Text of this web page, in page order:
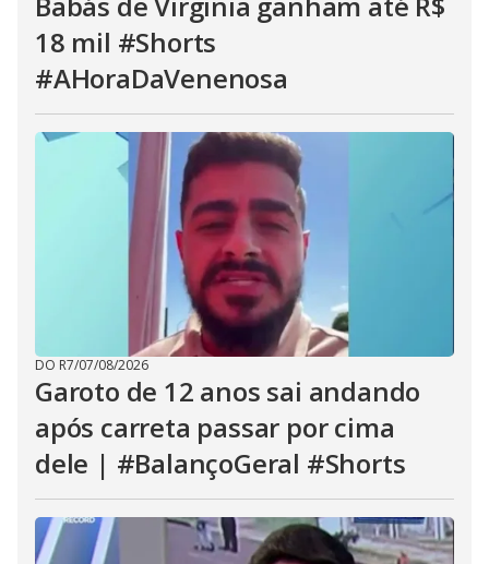
18 mil #Shorts
#AHoraDaVenenosa
DO R7/07/08/2026
Garoto de 12 anos sai andando
após carreta passar por cima
dele | #BalançoGeral #Shorts